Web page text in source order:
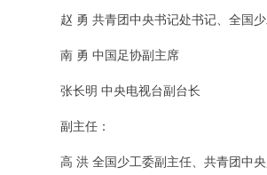
赵 勇 共青团中央书记处书记、全国
南 勇 中国足协副主席
张长明 中央电视台副台长
副主任：
高 洪 全国少工委副主任、共青团中